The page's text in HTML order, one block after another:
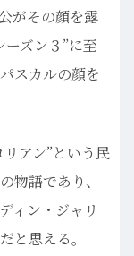
がその顔を露
ズン３”に至
スカルの顔を
アン”という民
物語であり、
ィン・ジャリ
と思える。